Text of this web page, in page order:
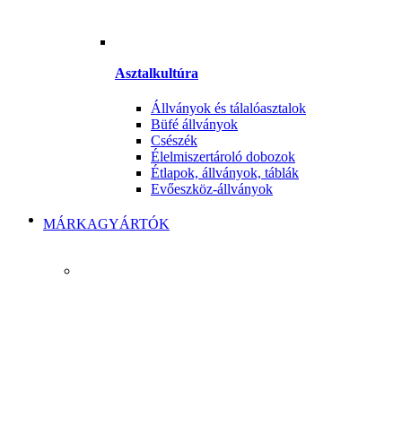
Asztalkultúra
Állványok és tálalóasztalok
Büfé állványok
Csészék
Élelmiszertároló dobozok
Étlapok, állványok, táblák
Evőeszköz-állványok
MÁRKAGYÁRTÓK